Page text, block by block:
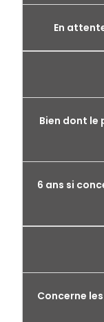
En
Bien dont
6 ans si
Concerne